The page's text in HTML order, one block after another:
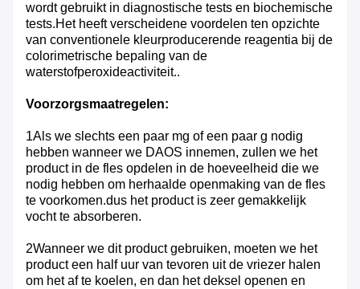
wordt gebruikt in diagnostische tests en biochemische
tests.Het heeft verscheidene voordelen ten opzichte
van conventionele kleurproducerende reagentia bij de
colorimetrische bepaling van de
waterstofperoxideactiviteit..
Voorzorgsmaatregelen:
1Als we slechts een paar mg of een paar g nodig
hebben wanneer we DAOS innemen, zullen we het
product in de fles opdelen in de hoeveelheid die we
nodig hebben om herhaalde openmaking van de fles
te voorkomen.dus het product is zeer gemakkelijk
vocht te absorberen.
2Wanneer we dit product gebruiken, moeten we het
product een half uur van tevoren uit de vriezer halen
om het af te koelen, en dan het deksel openen en